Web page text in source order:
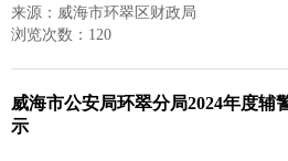
来源：威海市环翠区财政局
浏览次数： 120
威海市公安局环翠分局2024年度辅
示